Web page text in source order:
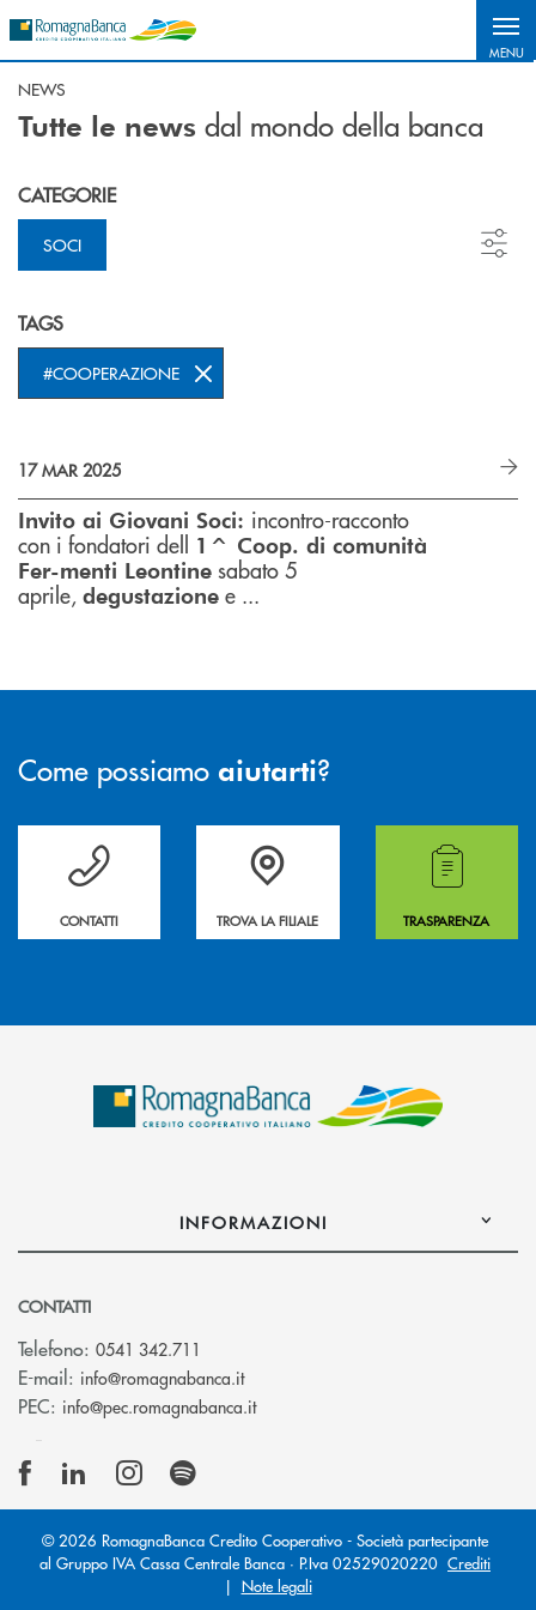
MENU
NEWS
Tutte le news dal mondo della banca
CATEGORIE
SOCI
TAGS
#COOPERAZIONE
17 MAR 2025
Invito ai Giovani Soci: incontro-racconto
con i fondatori dell 1^ Coop. di comunità
Fer-menti Leontine sabato 5
aprile, degustazione e ...
Come possiamo aiutarti?
Per ogni necessità compila il form e noi ti richiamiamo
CONTATTI
La&nbsp; Filiale &nbsp;vicina a te. &nbsp;
TROVA LA FILIALE
Hai bisogno di
TRASPARENZA
INFORMAZIONI
CONTATTI
Telefono: 0541 342.711
E-mail: info@romagnabanca.it(si apre l’app di posta elettronica)
PEC: info@pec.romagnabanca.it(si apre l’app di posta elettronica)
© 2026 RomagnaBanca Credito Cooperativo - Società partecipante
al Gruppo IVA Cassa Centrale Banca · P.Iva 02529020220 Crediti
| Note legali